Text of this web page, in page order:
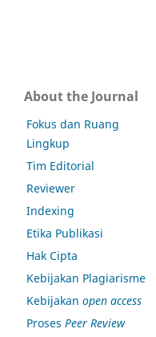
About the Journal
Fokus dan Ruang
Lingkup
Tim Editorial
Reviewer
Indexing
Etika Publikasi
Hak Cipta
Kebijakan Plagiarisme
Kebijakan open access
Proses Peer Review